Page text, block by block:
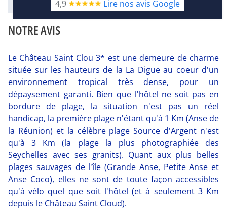
NOTRE AVIS
Le Château Saint Clou 3* est une demeure de charme
située sur les hauteurs de la La Digue au coeur d'un
environnement tropical très dense, pour un
dépaysement garanti. Bien que l'hôtel ne soit pas en
bordure de plage, la situation n'est pas un réel
handicap, la première plage n'étant qu'à 1 Km (Anse de
la Réunion) et la célèbre plage Source d'Argent n'est
qu'à 3 Km (la plage la plus photographiée des
Seychelles avec ses granits). Quant aux plus belles
plages sauvages de l'île (Grande Anse, Petite Anse et
Anse Coco), elles ne sont de toute façon accessibles
qu'à vélo quel que soit l'hôtel (et à seulement 3 Km
depuis le Château Saint Cloud).
4,9
Lire nos avis Google